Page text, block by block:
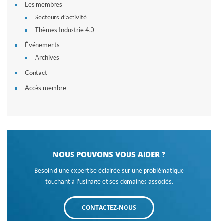
Les membres
Secteurs d’activité
Thèmes Industrie 4.0
Événements
Archives
Contact
Accès membre
NOUS POUVONS VOUS AIDER ?
Besoin d'une expertise éclairée sur une problématique
touchant à l'usinage et ses domaines associés.
CONTACTEZ-NOUS